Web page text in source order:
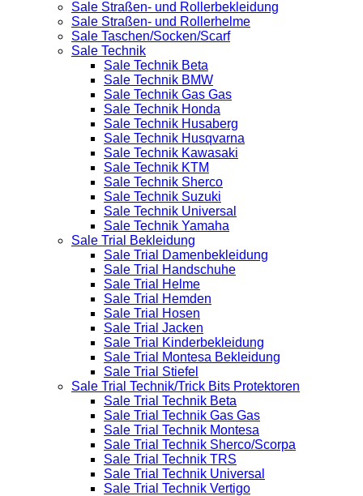
Sale Straßen- und Rollerbekleidung
Sale Straßen- und Rollerhelme
Sale Taschen/Socken/Scarf
Sale Technik
Sale Technik Beta
Sale Technik BMW
Sale Technik Gas Gas
Sale Technik Honda
Sale Technik Husaberg
Sale Technik Husqvarna
Sale Technik Kawasaki
Sale Technik KTM
Sale Technik Sherco
Sale Technik Suzuki
Sale Technik Universal
Sale Technik Yamaha
Sale Trial Bekleidung
Sale Trial Damenbekleidung
Sale Trial Handschuhe
Sale Trial Helme
Sale Trial Hemden
Sale Trial Hosen
Sale Trial Jacken
Sale Trial Kinderbekleidung
Sale Trial Montesa Bekleidung
Sale Trial Stiefel
Sale Trial Technik/Trick Bits Protektoren
Sale Trial Technik Beta
Sale Trial Technik Gas Gas
Sale Trial Technik Montesa
Sale Trial Technik Sherco/Scorpa
Sale Trial Technik TRS
Sale Trial Technik Universal
Sale Trial Technik Vertigo